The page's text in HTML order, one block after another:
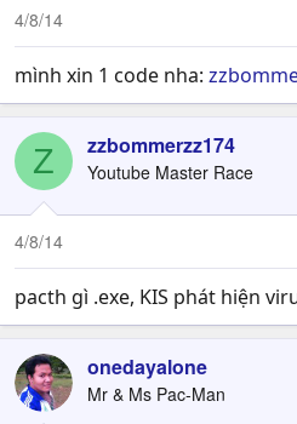
4/8/14
mình xin 1 code nha:
Z zzbommerzz174
Youtube Master Race
4/8/14
pacth gì .exe, KIS phát hiện
onedayalone
Mr & Ms Pac-Man